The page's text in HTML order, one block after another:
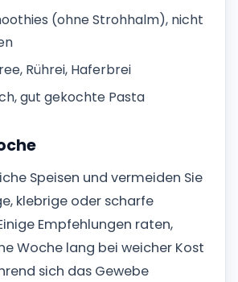
(ohne Strohhalm), nicht
Rührei, Haferbrei
gut gekochte Pasta
Speisen und vermeiden Sie
klebrige oder scharfe
Empfehlungen raten,
Woche lang bei weicher Kost
sich das Gewebe